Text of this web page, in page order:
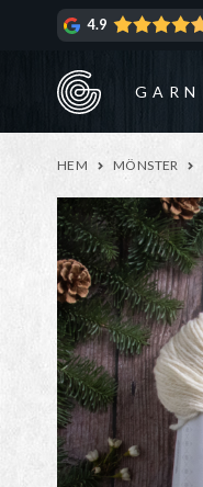
4.9
GARN
HEM MÖNSTER